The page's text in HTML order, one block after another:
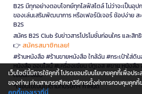
B2S มีทุกอย่างตอบโจทย์ทุกไลฟ์สไตล์ ไม่ว่าจะเป็นอุ
ของเล่นเสริมพัฒนาการ หรือเฟอร์นิเจอร์ ช้อปง่าย ส
B2S
สมัคร B2S Club รับข่าวสารโปรโมชั่นก่อนใคร และสิ
👉 สมัครสมาชิกเลย!
#ร้านหนังสือ #ร้านขายหนังสือ ใกล้ฉัน #กระเป๋าใส่ดิ
หนังสือ ออนไลน์ #เครื่องเขียน บีทูเอส #ขาย หนังสือ
เขียนใกล้ฉัน
*เงื่อนไขเป็นไปตามที่บริษัทฯ กำหนด
เว็บไซต์นี้มีการใช้คุกกี้ โปรดยอมรับนโยบายคุกกี้เพื่อปร
ของท่าน ท่านสามารถศึกษาวิธีการตั้งค่าการควบคุมคุก